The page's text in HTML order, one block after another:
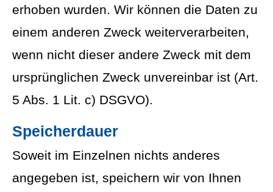
erhoben wurden. Wir können die Daten zu
einem anderen Zweck weiterverarbeiten,
wenn nicht dieser andere Zweck mit dem
ursprünglichen Zweck unvereinbar ist (Art.
5 Abs. 1 Lit. c) DSGVO).
Speicherdauer
Soweit im Einzelnen nichts anderes
angegeben ist, speichern wir von Ihnen